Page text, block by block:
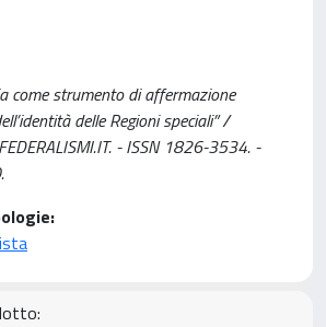
come strumento di affermazione
delle Regioni speciali” /
- ISSN 1826-3534. -